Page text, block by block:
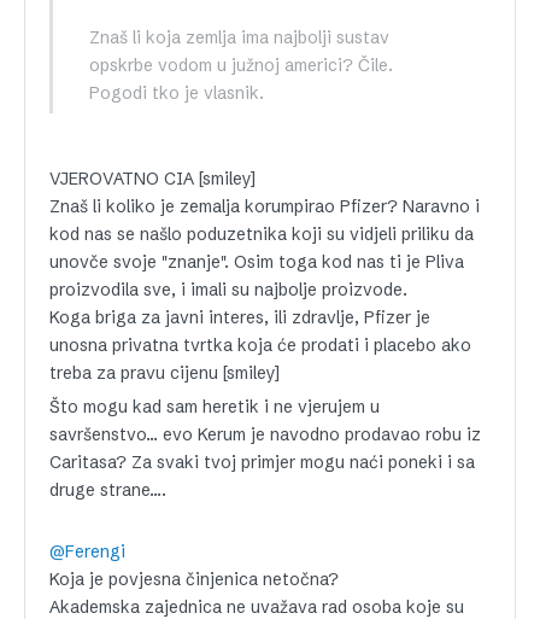
Znaš li koja zemlja ima najbolji sustav
opskrbe vodom u južnoj americi? Čile.
Pogodi tko je vlasnik.
VJEROVATNO CIA [smiley]
Znaš li koliko je zemalja korumpirao Pfizer? Naravno i
kod nas se našlo poduzetnika koji su vidjeli priliku da
unovče svoje "znanje". Osim toga kod nas ti je Pliva
proizvodila sve, i imali su najbolje proizvode.
Koga briga za javni interes, ili zdravlje, Pfizer je
unosna privatna tvrtka koja će prodati i placebo ako
treba za pravu cijenu [smiley]
Što mogu kad sam heretik i ne vjerujem u
savršenstvo… evo Kerum je navodno prodavao robu iz
Caritasa? Za svaki tvoj primjer mogu naći poneki i sa
druge strane….
@Ferengi
Koja je povjesna činjenica netočna?
Akademska zajednica ne uvažava rad osoba koje su